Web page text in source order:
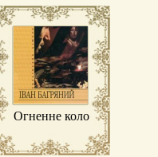
Огненне коло